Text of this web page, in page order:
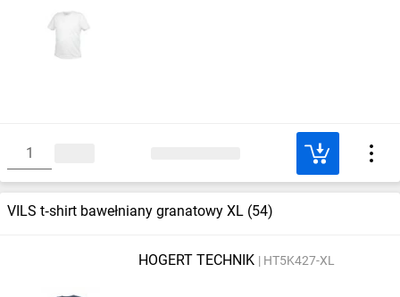
VILS t‑shirt bawełniany granatowy XL (54)
HOGERT TECHNIK HT5K427-XL